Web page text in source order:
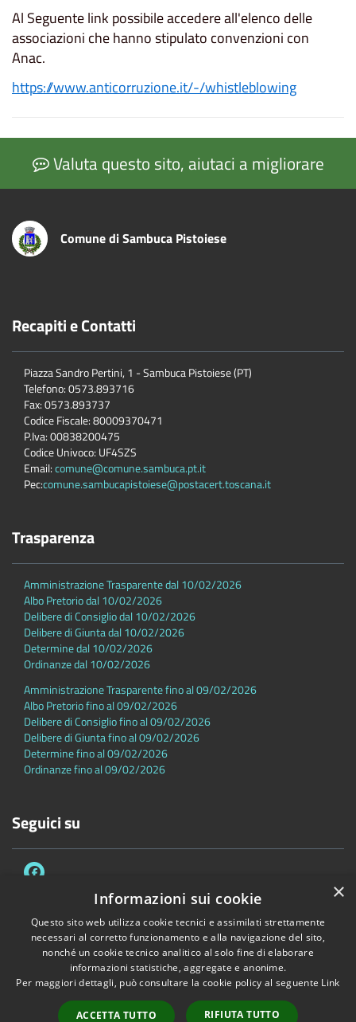
Al Seguente link possibile accedere all'elenco delle
associazioni che hanno stipulato convenzioni con
Anac.
https://www.anticorruzione.it/-/whistleblowing
Valuta questo sito, aiutaci a migliorare
Comune di Sambuca Pistoiese
Recapiti e Contatti
Piazza Sandro Pertini, 1 - Sambuca Pistoiese (PT)
Telefono: 0573.893716
Fax: 0573.893737
Codice Fiscale: 80009370471
P.Iva: 00838200475
Codice Univoco: UF4SZS
Email:comune@comune.sambuca.pt.it
Pec:comune.sambucapistoiese@postacert.toscana.it
Trasparenza
Amministrazione Trasparente dal 10/02/2026
Albo Pretorio dal 10/02/2026
Delibere di Consiglio dal 10/02/2026
Delibere di Giunta dal 10/02/2026
Determine dal 10/02/2026
Ordinanze dal 10/02/2026
Amministrazione Trasparente fino al 09/02/2026
Albo Pretorio fino al 09/02/2026
Delibere di Consiglio fino al 09/02/2026
Delibere di Giunta fino al 09/02/2026
Determine fino al 09/02/2026
Ordinanze fino al 09/02/2026
Seguici su
Accessibilità Privacy Cookie
Mappa del sito
Dichiarazione di accessibilità
Copyright © 2026 • Comune di Sambuca Pistoiese • Powered by
Municipium•Accesso redazione
×
Informazioni sui cookie
Questo sito web utilizza cookie tecnici e assimilati strettamente
necessari al corretto funzionamento e alla navigazione del sito,
nonché un cookie tecnico analitico al solo fine di elaborare
informazioni statistiche, aggregate e anonime.
Per maggiori dettagli, può consultare la cookie policy al seguente Link
ACCETTA TUTTO RIFIUTA TUTTO